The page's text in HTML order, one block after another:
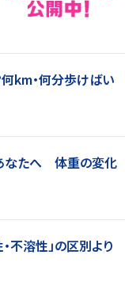
km・何分歩けばい
なたへ 体重の変化
不溶性」の区別より